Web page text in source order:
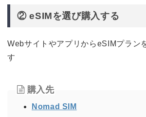
② eSIMを選び購入する
WebサイトやアプリからeSIMプラン
す
購入先
Nomad SIM